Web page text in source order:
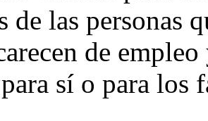
de las personas
de
sí o para los